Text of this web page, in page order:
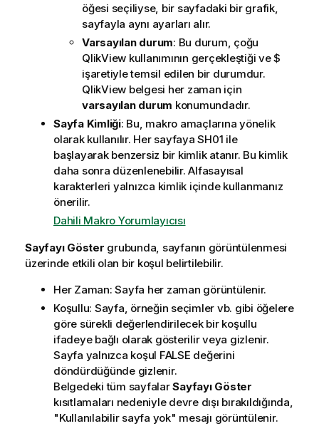
öğesi seçiliyse, bir sayfadaki bir grafik,
sayfayla aynı ayarları alır.
Varsayılan durum: Bu durum, çoğu
QlikView kullanımının gerçekleştiği ve $
işaretiyle temsil edilen bir durumdur.
QlikView belgesi her zaman için
varsayılan durum konumundadır.
Sayfa Kimliği: Bu, makro amaçlarına yönelik
olarak kullanılır. Her sayfaya SH01 ile
başlayarak benzersiz bir kimlik atanır. Bu kimlik
daha sonra düzenlenebilir. Alfasayısal
karakterleri yalnızca kimlik içinde kullanmanız
önerilir.
Dahili Makro Yorumlayıcısı
Sayfayı Göster grubunda, sayfanın görüntülenmesi
üzerinde etkili olan bir koşul belirtilebilir.
Her Zaman: Sayfa her zaman görüntülenir.
Koşullu: Sayfa, örneğin seçimler vb. gibi öğelere
göre sürekli değerlendirilecek bir koşullu
ifadeye bağlı olarak gösterilir veya gizlenir.
Sayfa yalnızca koşul FALSE değerini
döndürdüğünde gizlenir.
Belgedeki tüm sayfalarSayfayı Göster
kısıtlamaları nedeniyle devre dışı bırakıldığında,
"Kullanılabilir sayfa yok" mesajı görüntülenir.